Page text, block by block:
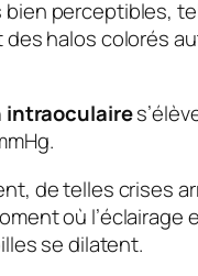
perceptibles,
des halos colorés
intraoculaire
de telles crises
où l’éclairage
se dilatent.